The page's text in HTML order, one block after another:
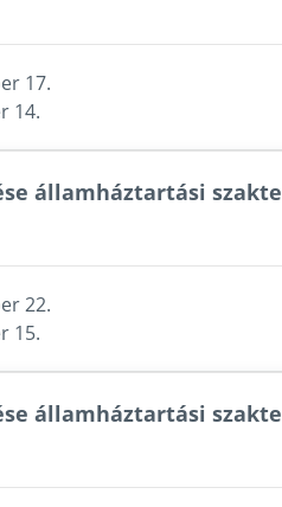
17.
14.
államháztartási
22.
15.
államháztartási